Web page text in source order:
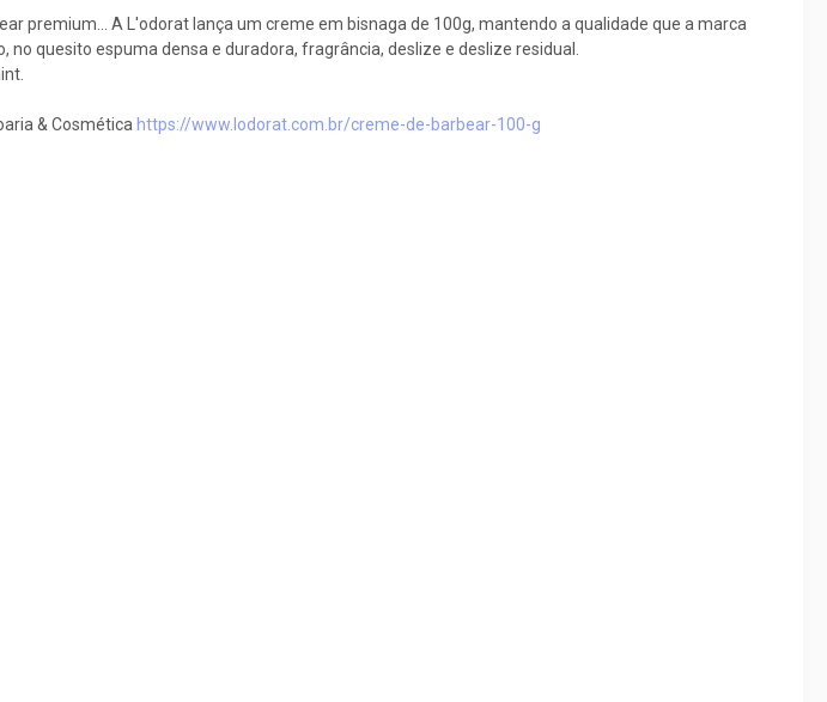
premium... A L'odorat lança um creme em bisnaga de 100g, mantendo a qualidade que a marca
quesito espuma densa e duradora, fragrância, deslize e deslize residual.
& Cosmética https://www.lodorat.com.br/creme-de-barbear-100-g